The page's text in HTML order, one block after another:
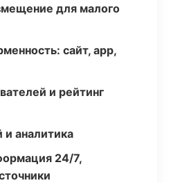
для малого
сайт, app,
и рейтинг
и аналитика
24/7,